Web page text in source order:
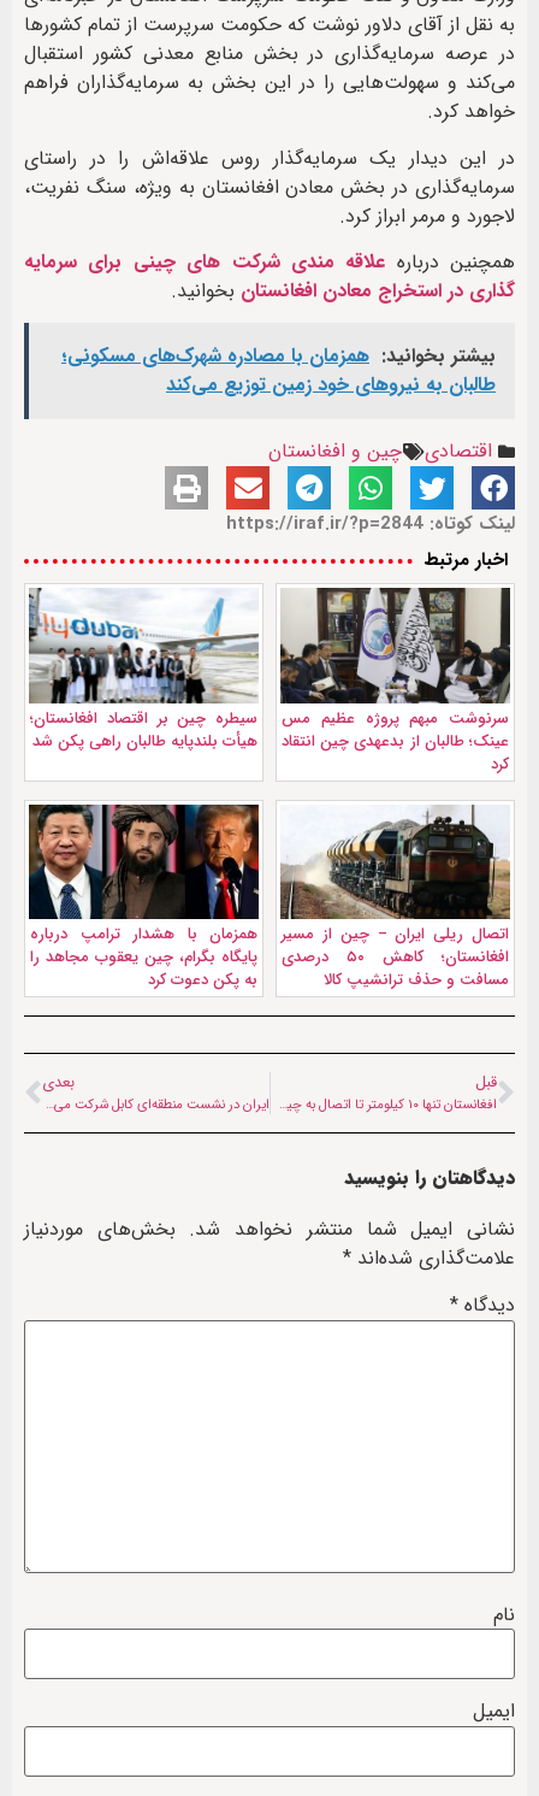
به نقل از آقای دلاور نوشت که حکومت سرپرست از تمام کشورها
در عرصه سرمایه‌گذاری در بخش منابع معدنی کشور استقبال
می‌کند و سهولت‌هایی را در این بخش به سرمایه‌گذاران فراهم
خواهد کرد.
در این دیدار یک سرمایه‌گذار روس علاقه‌اش را در راستای
سرمایه‌گذاری در بخش معادن افغانستان به ویژه، سنگ نفریت،
لاجورد و مرمر ابراز کرد.
همچنین درباره علاقه مندی شرکت های چینی برای سرمایه
گذاری در استخراج معادن افغانستان بخوانید.
بیشتر بخوانید: همزمان با مصادره شهرک‌های مسکونی؛
طالبان به نیروهای خود زمین توزیع می‌کند
اقتصادی چین و افغانستان
لینک کوتاه: https://iraf.ir/?p=2844
اخبار مرتبط
سرنوشت مبهم پروژه عظیم مس
عینک؛ طالبان از بدعهدی چین انتقاد
کرد
سیطره چین بر اقتصاد افغانستان؛
هیأت بلندپایه طالبان راهی پکن شد
اتصال ریلی ایران – چین از مسیر
افغانستان؛ کاهش ۵۰ درصدی
مسافت و حذف ترانشیپ کالا
همزمان با هشدار ترامپ درباره
پایگاه بگرام، چین یعقوب مجاهد را
به پکن دعوت کرد
قبل
افغانستان تنها ۱۰ کیلومتر تا اتصال به چین فاصله دارد
بعدی
ایران در نشست منطقه‌ای کابل شرکت می‌کند
دیدگاهتان را بنویسید
نشانی ایمیل شما منتشر نخواهد شد. بخش‌های موردنیاز
علامت‌گذاری شده‌اند *
دیدگاه *
نام
ایمیل